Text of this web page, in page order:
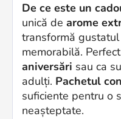
De ce este un
unică de arome
transformă
memorabilă.
aniversări sau ca
adulți. Pachetul
suficiente pentru o
neașteptate.